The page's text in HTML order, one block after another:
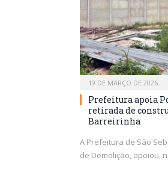
19 DE MARÇO DE 2026
Prefeitura apoia
retirada de
Barreirinha
A Prefeitura de São
de Demolição, apoiou,